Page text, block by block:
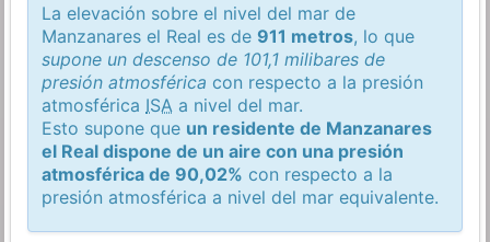
La elevación sobre el nivel del mar de
Manzanares el Real es de911 metros, lo que
supone un descenso de 101,1 milibares de
presión atmosférica con respecto a la presión
atmosférica ISA a nivel del mar.
Esto supone que un residente de Manzanares
el Real dispone de un aire con una presión
atmosférica de 90,02% con respecto a la
presión atmosférica a nivel del mar equivalente.